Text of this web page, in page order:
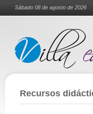
Sábado 08 de agosto de 2026
Recursos